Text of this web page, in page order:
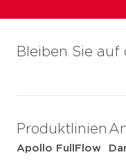
Bleiben Sie
Produktlinien
Apollo FullFlow